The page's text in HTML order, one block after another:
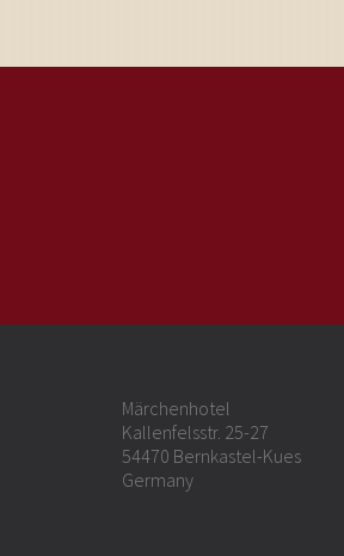
Märchenhotel
Kallenfelsstr. 25-27
54470 Bernkastel-Kues
Germany